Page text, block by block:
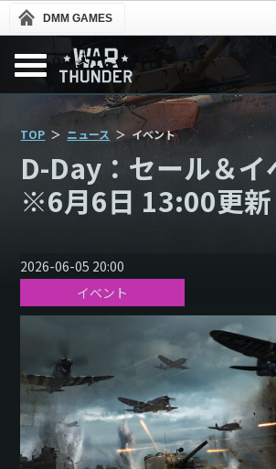
DMM GAMES
TOP ニュース イベント
D-Day：セール＆イ
※6月6日 13:00更新
2026-06-05 20:00
イベント